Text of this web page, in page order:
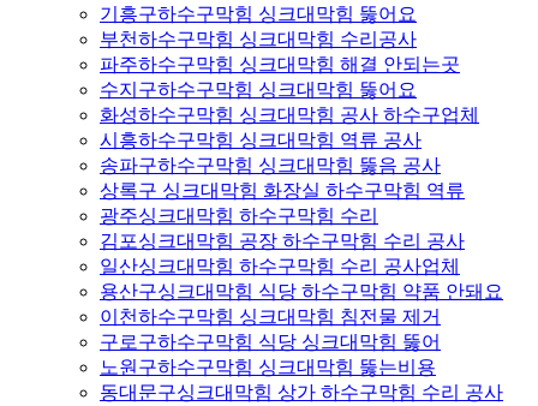
기흥구하수구막힘 싱크대막힘 뚫어요
부천하수구막힘 싱크대막힘 수리공사
파주하수구막힘 싱크대막힘 해결 안되는곳
수지구하수구막힘 싱크대막힘 뚫어요
화성하수구막힘 싱크대막힘 공사 하수구업체
시흥하수구막힘 싱크대막힘 역류 공사
송파구하수구막힘 싱크대막힘 뚫음 공사
상록구 싱크대막힘 화장실 하수구막힘 역류
광주싱크대막힘 하수구막힘 수리
김포싱크대막힘 공장 하수구막힘 수리 공사
일산싱크대막힘 하수구막힘 수리 공사업체
용산구싱크대막힘 식당 하수구막힘 약품 안돼요
이천하수구막힘 싱크대막힘 침전물 제거
구로구하수구막힘 식당 싱크대막힘 뚫어
노원구하수구막힘 싱크대막힘 뚫는비용
동대문구싱크대막힘 상가 하수구막힘 수리 공사